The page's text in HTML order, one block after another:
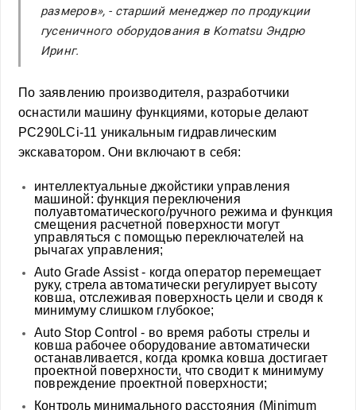
размеров», - старший менеджер по продукции
гусеничного оборудования в Komatsu Эндрю
Иринг.
По заявлению производителя, разработчики
оснастили машину функциями, которые делают
PC290LCi-11 уникальным гидравлическим
экскаватором. Они включают в себя:
интеллектуальные джойстики управления
машиной: функция переключения
полуавтоматического/ручного режима и функция
смещения расчетной поверхности могут
управляться с помощью переключателей на
рычагах управления;
Auto Grade Assist - когда оператор перемещает
руку, стрела автоматически регулирует высоту
ковша, отслеживая поверхность цели и сводя к
минимуму слишком глубокое;
Auto Stop Control - во время работы стрелы и
ковша рабочее оборудование автоматически
останавливается, когда кромка ковша достигает
проектной поверхности, что сводит к минимуму
повреждение проектной поверхности;
Контроль минимального расстояния (Minimum